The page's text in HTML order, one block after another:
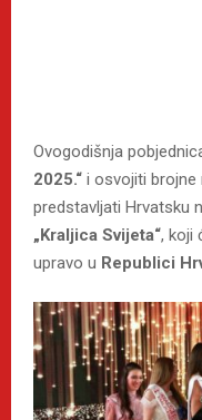
Ovogodišnja
2025.“ i osvojiti brojne
predstavljati Hrvatsku
„Kraljica Svijeta“, koji
upravo u Republici